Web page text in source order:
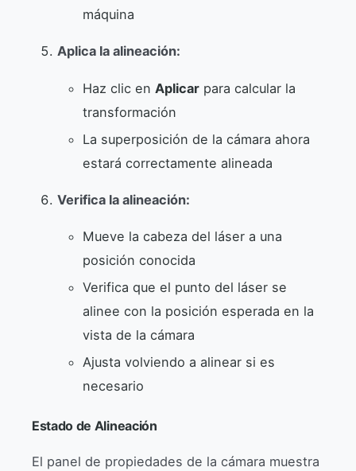
máquina
Aplica la alineación:
Haz clic en Aplicar para calcular la
transformación
La superposición de la cámara ahora
estará correctamente alineada
Verifica la alineación:
Mueve la cabeza del láser a una
posición conocida
Verifica que el punto del láser se
alinee con la posición esperada en la
vista de la cámara
Ajusta volviendo a alinear si es
necesario
Estado de Alineación
El panel de propiedades de la cámara muestra